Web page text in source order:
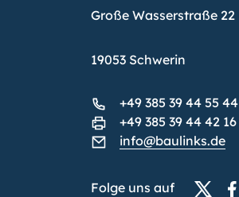
Große Wasserstraße 22
19053 Schwerin
+49 385 39 44 55 44
+49 385 39 44 42 16
info@baulinks.de
Folge uns auf